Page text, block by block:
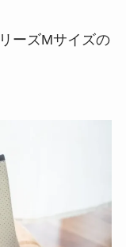
ーズMサイズの